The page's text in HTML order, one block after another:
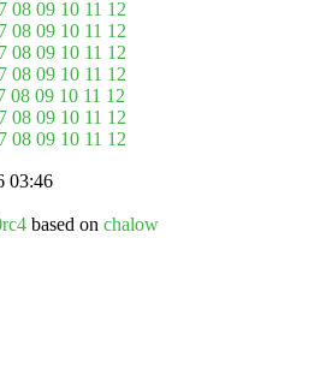
08 09 10 11 12
08 09 10 11 12
08 09 10 11 12
08 09 10 11 12
08 09 10 11 12
08 09 10 11 12
08 09 10 11 12
03:46
based on chalow